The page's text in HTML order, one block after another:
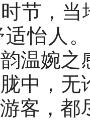
节，
怡人
温婉之
中，无
客，都